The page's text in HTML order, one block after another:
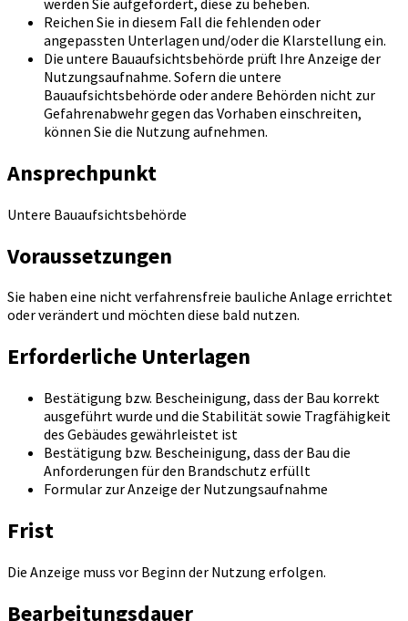
Reichen Sie in diesem Fall die fehlenden oder
angepassten Unterlagen und/oder die Klarstellung ein.
Die untere Bauaufsichtsbehörde prüft Ihre Anzeige der
Nutzungsaufnahme. Sofern die untere
Bauaufsichtsbehörde oder andere Behörden nicht zur
Gefahrenabwehr gegen das Vorhaben einschreiten,
können Sie die Nutzung aufnehmen.
Ansprechpunkt
Untere Bauaufsichtsbehörde
Voraussetzungen
Sie haben eine nicht verfahrensfreie bauliche Anlage errichtet
oder verändert und möchten diese bald nutzen.
Erforderliche Unterlagen
Bestätigung bzw. Bescheinigung, dass der Bau korrekt
ausgeführt wurde und die Stabilität sowie Tragfähigkeit
des Gebäudes gewährleistet ist
Bestätigung bzw. Bescheinigung, dass der Bau die
Anforderungen für den Brandschutz erfüllt
Formular zur Anzeige der Nutzungsaufnahme
Frist
Die Anzeige muss vor Beginn der Nutzung erfolgen.
Bearbeitungsdauer